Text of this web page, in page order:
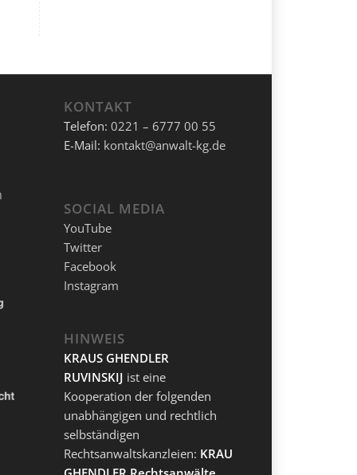
KONTAKT
Telefon: 0221 – 6777 00 55
E-Mail: kontakt@anwalt-kg.de
SOCIAL MEDIA
YouTube
Twitter
Facebook
Instagram
HINWEIS
KRAUS GHENDLER
RUVINSKIJ ist eine
Kooperation der folgenden
unabhängigen und rechtlich
selbständigen
Rechtsanwaltskanzleien: KRAUS